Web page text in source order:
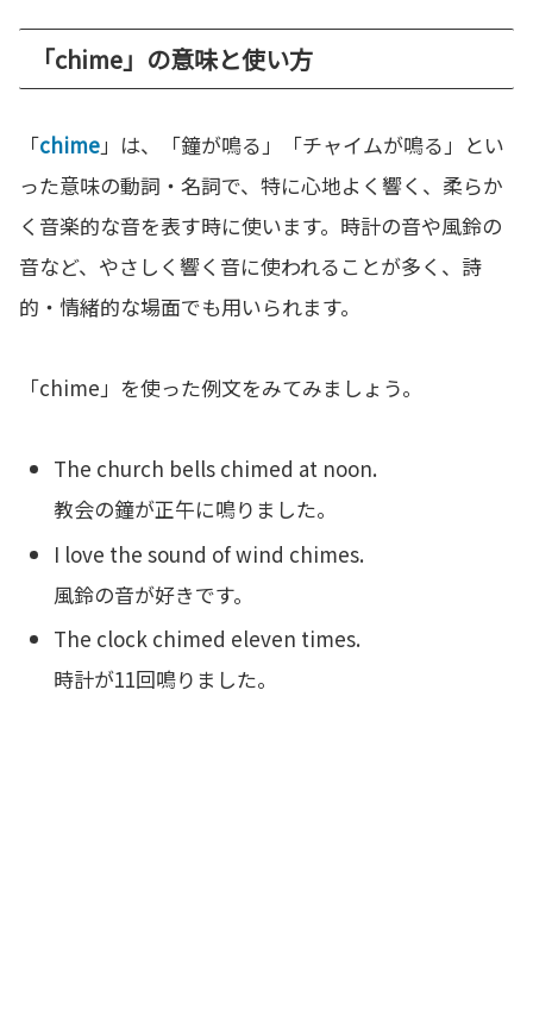
「chime」の意味と使い方
「chime」は、「鐘が鳴る」「チャイムが鳴る」とい
った意味の動詞・名詞で、特に心地よく響く、柔らか
く音楽的な音を表す時に使います。時計の音や風鈴の
音など、やさしく響く音に使われることが多く、詩
的・情緒的な場面でも用いられます。
「chime」を使った例文をみてみましょう。
The church bells chimed at noon.
教会の鐘が正午に鳴りました。
I love the sound of wind chimes.
風鈴の音が好きです。
The clock chimed eleven times.
時計が11回鳴りました。